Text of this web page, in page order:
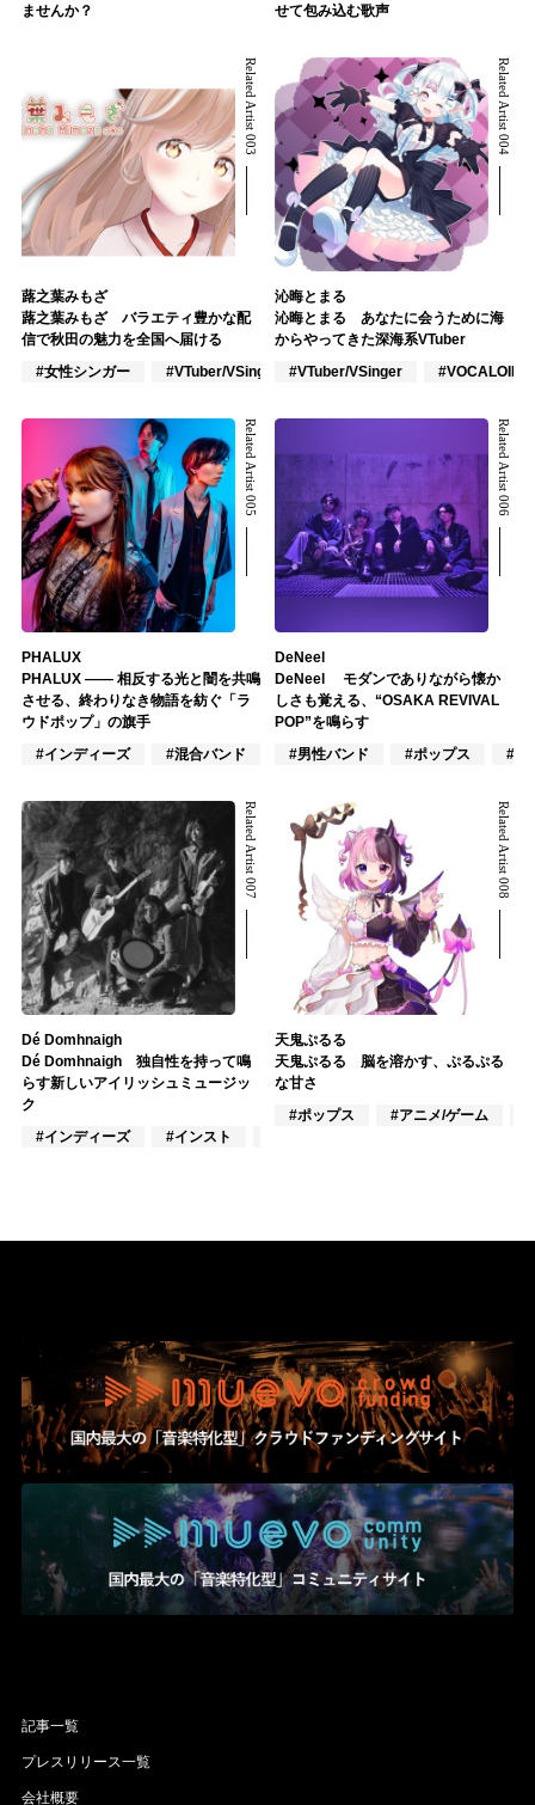
ませんか？
せて包み込む歌声
Related Artist 003
蕗之葉みもざ
蕗之葉みもざ バラエティ豊かな配
信で秋田の魅力を全国へ届ける
#女性シンガー
#VTuber/VSinger #作詞/作曲家
Related Artist 004
沁晦とまる
沁晦とまる あなたに会うために海
からやってきた深海系VTuber
#VTuber/VSinger
#VOCALOID
Related Artist 005
PHALUX
PHALUX ―― 相反する光と闇を共鳴
させる、終わりなき物語を紡ぐ「ラ
ウドポップ」の旗手
#インディーズ
#混合バンド #ロック
Related Artist 006
DeNeel
DeNeel モダンでありながら懐か
しさも覚える、“OSAKA REVIVAL
POP”を鳴らす
#男性バンド
#ポップス #ロ
Related Artist 007
Dé Domhnaigh
Dé Domhnaigh 独自性を持って鳴
らす新しいアイリッシュミュージッ
ク
#インディーズ
#インスト
Related Artist 008
天鬼ぷるる
天鬼ぷるる 脳を溶かす、ぷるぷる
な甘さ
#ポップス
#アニメ/ゲーム
記事一覧
プレスリリース一覧
会社概要